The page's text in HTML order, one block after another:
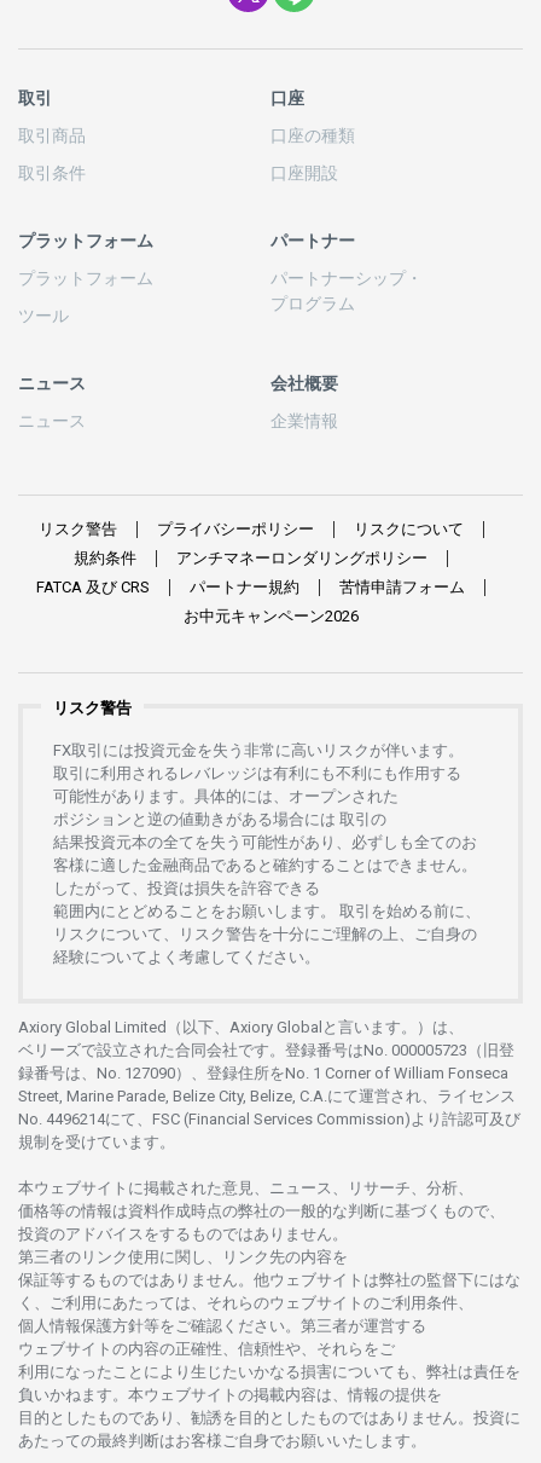
取引
取引商品
取引条件
口座
口座の種類
口座開設
プラットフォーム
プラットフォーム
ツール
パートナー
パートナーシップ・
プログラム
ニュース
ニュース
会社概要
企業情報
リスク警告 プライバシーポリシー
リスクについて
規約条件
アンチマネーロンダリングポリシー
FATCA 及び CRS パートナー規約 苦情申請フォーム
お中元キャンペーン2026
リスク警告
FX取引には投資元金を失う 非常に高い リスクが伴います。
取引に利用さ れる レバレッジは有利にも不利にも作用する
可能性があります。 具体的には、 オープンさ れた
ポジションと 逆の値動きがある場合には 取引の
結果投資元本の全てを失う 可能性があり、 必ずしも全てのお
客様に適した金融商品であると 確約することはできません。
したがって、 投資は損失を許容できる
範囲内にとどめることをお願いします 。 取引を始める前に、
リスクについて、
リスク警告を十分に ご理解の 上、 ご自身の
経験について よく 考慮してください。
Axiory Global Limited（以下、Axiory Globalと言います。）は、
ベリーズで設立さ れた合同会社です。 登録番号はNo. 000005723（旧登
録番号は、No. 127090）、 登録住所をNo. 1 Corner of William Fonseca
Street, Marine Parade, Belize City, Belize, C.A.にて運営さ れ、 ライセンス
No. 4496214にて、FSC (Financial Services Commission)より 許認可及び
規制を受けています。
本ウェブサイトに掲載さ れた意見、ニュース、リサーチ、分析、
価格等の情報は資料作成時点の弊社の一般的な判断に基づくもので、
投資のアドバイスをするものではありません。
第三者の リンク使用に関し、 リンク先の内容を
保証等するものではありません。 他ウェブサイトは弊社の監督下にはな
く、
ご利用に あたっては、 それらのウェブサイトの ご利用条件、
個人情報保護方針等を ご確認ください。 第三者が運営する
ウェブサイトの内容の正確性、信頼性や、それらをご
利用になったことにより 生じたいかなる損害についても、 弊社は責任を
負いかね ます。 本ウェブサイトの掲載内容は、 情報の提供を
目的としたものであり、 勧誘を 目的としたものではありません。 投資に
あたっての最終判断はお客様ご自身でお願いいたします。